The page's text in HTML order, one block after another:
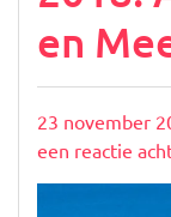
en
Geplaatst
op
23 november
een reactie